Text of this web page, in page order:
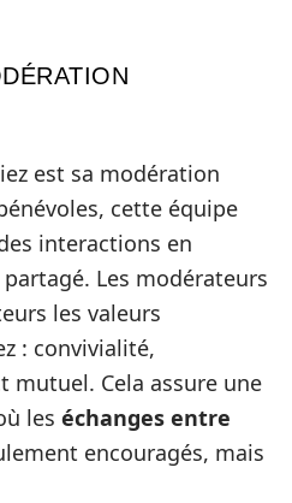
est sa modération
cette équipe
interactions en
Les modérateurs
les valeurs
: convivialité,
mutuel. Cela assure une
les échanges entre
encouragés, mais